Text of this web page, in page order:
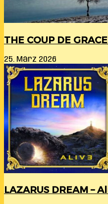
THE COUP DE
25. März 2026
LAZARUS DREAM –